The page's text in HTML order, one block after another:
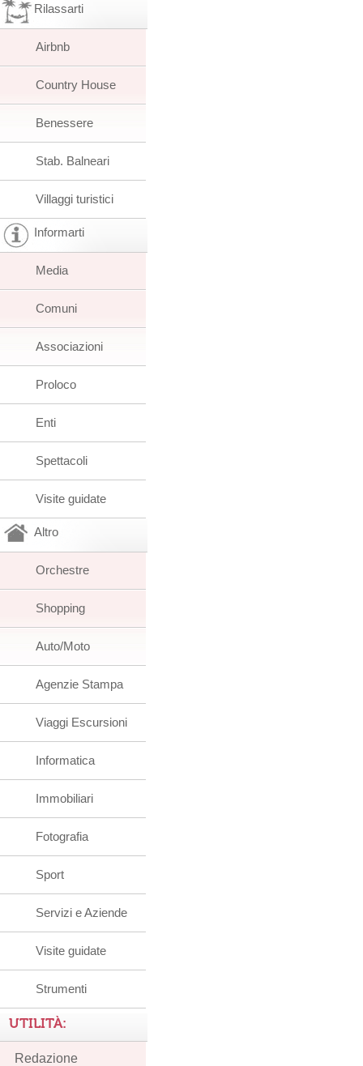
Rilassarti
Airbnb
Country House
Benessere
Stab. Balneari
Villaggi turistici
Informarti
Media
Comuni
Associazioni
Proloco
Enti
Spettacoli
Visite guidate
Altro
Orchestre
Shopping
Auto/Moto
Agenzie Stampa
Viaggi Escursioni
Informatica
Immobiliari
Fotografia
Sport
Servizi e Aziende
Visite guidate
Strumenti
UTILITÀ:
Redazione